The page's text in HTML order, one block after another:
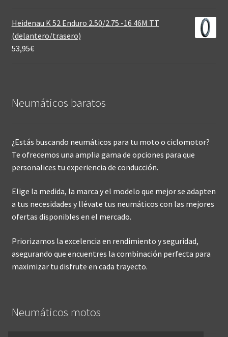
Heidenau K 52 Enduro 2.50/2.75 -16 46M TT
(delantero/trasero)
53,95€
Neumáticos baratos
¿Estás buscando neumáticos para tu moto o ciclomotor?
Te ofrecemos una amplia gama de opciones para que
personalices tu experiencia de conducción.
Elige la medida, la marca y el modelo que mejor se adapten
a tus necesidades y llévate tus neumáticos con las mejores
ofertas disponibles en el mercado.
Priorizamos la excelencia en rendimiento y seguridad,
asegurando que encuentres la combinación perfecta para
maximizar tu disfrute en cada trayecto.
Neumáticos motos